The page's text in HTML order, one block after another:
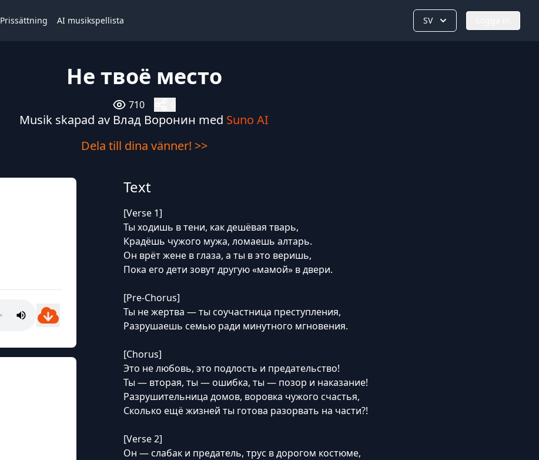
Prissättning AI musikspellista SV
Не твоё место
710
Musik skapad av Влад Воронин med Suno AI
Dela till dina vänner! >>
Text
[Verse 1]
Ты ходишь в тени, как дешёвая тварь,
Крадёшь чужого мужа, ломаешь алтарь.
Он врёт жене в глаза, а ты в это веришь,
Пока его дети зовут другую «мамой» в двери.
[Pre-Chorus]
Ты не жертва — ты соучастница преступления,
Разрушаешь семью ради минутного мгновения.
[Chorus]
Это не любовь, это подлость и предательство!
Ты — вторая, ты — ошибка, ты — позор и наказание!
Разрушительница домов, воровка чужого счастья,
Сколько ещё жизней ты готова разорвать на части?!
[Verse 2]
Он — слабак и предатель, трус в дорогом костюме,